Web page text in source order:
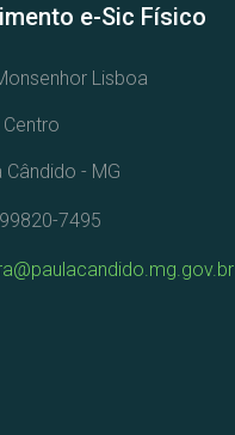
e-Sic Físico
Lisboa
Cândido - MG
7495